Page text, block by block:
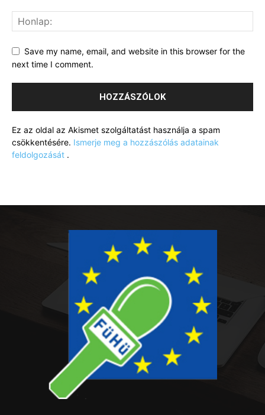
Save my name, email, and website in this browser for the
next time I comment.
Ez az oldal az Akismet szolgáltatást használja a spam
csökkentésére. Ismerje meg a hozzászólás adatainak
feldolgozását .